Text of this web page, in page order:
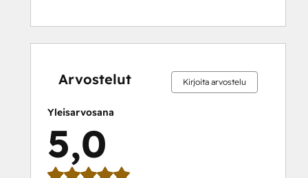
Arvostelut Kirjoita arvostelu
Yleisarvosana
5,0